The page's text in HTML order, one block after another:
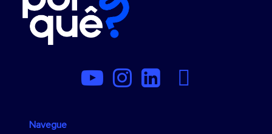
Navegue